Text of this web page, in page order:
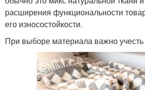
расширения функциональности
его износостойкости.
При выборе материала важно